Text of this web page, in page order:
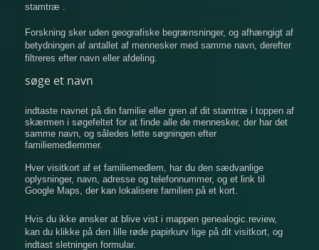
stamtræ .
Forskning sker uden geografiske begrænsninger, og afhængigt af
betydningen af ​​antallet af mennesker med samme navn, derefter
filtreres efter navn eller afdeling.
søge et navn
indtaste navnet på din familie eller gren af ​​dit stamtræ i toppen af
​​skærmen i søgefeltet for at finde alle de mennesker, der har det
samme navn, og således lette søgningen efter
familiemedlemmer.
Hver visitkort af et familiemedlem, har du den sædvanlige
oplysninger, navn, adresse og telefonnummer, og et link til
Google Maps, der kan lokalisere familien på et kort.
Hvis du ikke ønsker at blive vist i mappen genealogic.review,
kan du klikke på den lille røde papirkurv lige på dit visitkort, og
indtast sletningen formular.